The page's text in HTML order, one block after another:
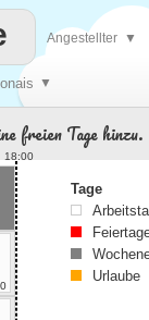
▼
Angestellter ▼
freien Tage hinzu.
18:00
Tage
Urlaube